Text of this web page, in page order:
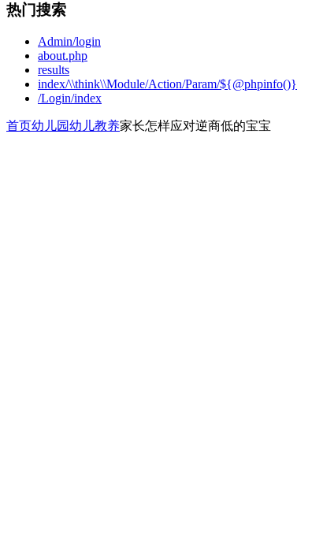
热门搜索
Admin/login
about.php
results
index/\\think\\Module/Action/Param/${@phpinfo()}
/Login/index
首页幼儿园幼儿教养家长怎样应对逆商低的宝宝